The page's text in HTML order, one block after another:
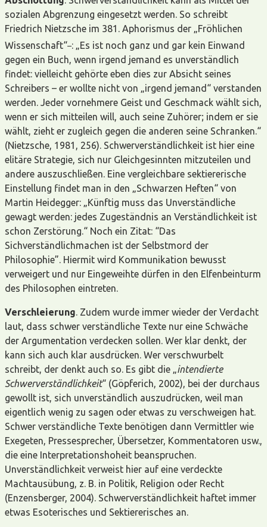
sozialen Abgrenzung eingesetzt werden. So schreibt
Friedrich Nietzsche im 381. Aphorismus der „Fröhlichen
Wissenschaft“ : „Es ist noch ganz und gar kein Einwand
gegen ein Buch, wenn irgend jemand es unverständlich
findet: vielleicht gehörte eben dies zur Absicht seines
Schreibers – er wollte nicht von „irgend jemand“ verstanden
werden. Jeder vornehmere Geist und Geschmack wählt sich,
wenn er sich mitteilen will, auch seine Zuhörer; indem er sie
wählt, zieht er zugleich gegen die anderen seine Schranken.“
(Nietzsche, 1981, 256). Schwerverständlichkeit ist hier eine
elitäre Strategie, sich nur Gleichgesinnten mitzuteilen und
andere auszuschließen. Eine vergleichbare sektiererische
Einstellung findet man in den „Schwarzen Heften“ von
Martin Heidegger: „Künftig muss das Unverständliche
gewagt werden: jedes Zugeständnis an Verständlichkeit ist
schon Zerstörung.“ Noch ein Zitat: “Das
Sichverständlichmachen ist der Selbstmord der
Philosophie”. Hiermit wird Kommunikation bewusst
verweigert und nur Eingeweihte dürfen in den Elfenbeinturm
des Philosophen eintreten.
Verschleierung. Zudem wurde immer wieder der Verdacht
laut, dass schwer verständliche Texte nur eine Schwäche
der Argumentation verdecken sollen. Wer klar denkt, der
kann sich auch klar ausdrücken. Wer verschwurbelt
schreibt, der denkt auch so. Es gibt die „intendierte
Schwerverständlichkeit“ (Göpferich, 2002), bei der durchaus
gewollt ist, sich unverständlich auszudrücken, weil man
eigentlich wenig zu sagen oder etwas zu verschweigen hat.
Schwer verständliche Texte benötigen dann Vermittler wie
Exegeten, Pressesprecher, Übersetzer, Kommentatoren usw.,
die eine Interpretationshoheit beanspruchen.
Unverständlichkeit verweist hier auf eine verdeckte
Machtausübung, z. B. in Politik, Religion oder Recht
(Enzensberger, 2004). Schwerverständlichkeit haftet immer
etwas Esoterisches und Sektiererisches an.